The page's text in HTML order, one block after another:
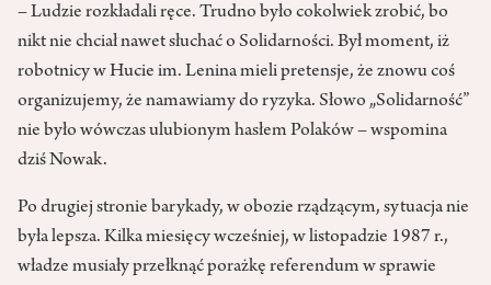
– Ludzie rozkładali ręce. Trudno było cokolwiek zrobić, bo
nikt nie chciał nawet słuchać o Solidarności. Był moment, iż
robotnicy w Hucie im. Lenina mieli pretensje, że znowu coś
organizujemy, że namawiamy do ryzyka. Słowo „Solidarność”
nie było wówczas ulubionym hasłem Polaków – wspomina
dziś Nowak.
Po drugiej stronie barykady, w obozie rządzącym, sytuacja nie
była lepsza. Kilka miesięcy wcześniej, w listopadzie 1987 r.,
władze musiały przełknąć porażkę referendum w sprawie